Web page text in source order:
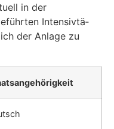
in der
Intensivtä­
der Anlage zu